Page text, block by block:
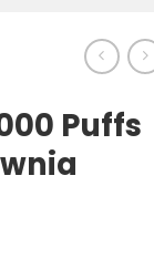
Puffs